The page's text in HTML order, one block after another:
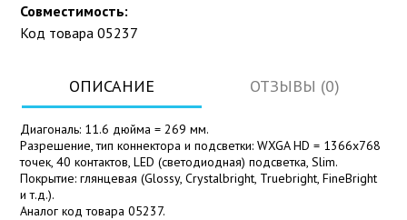
Совместимость:
Код товара 05237
ОПИСАНИЕ ОТЗЫВЫ (0)
Диагональ: 11.6 дюйма = 269 мм.
Разрешение, тип коннектора и подсветки: WXGA HD = 1366x768
точек, 40 контактов, LED (светодиодная) подсветка, Slim.
Покрытие: глянцевая (Glossy, Crystalbright, Truebright, FineBright
и т.д.).
Аналог код товара 05237.